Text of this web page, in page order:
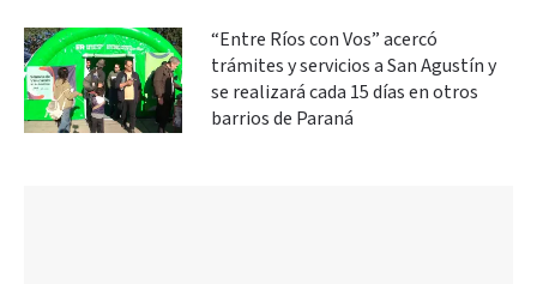
“Entre Ríos con Vos” acercó
trámites y servicios a San Agustín y
se realizará cada 15 días en otros
barrios de Paraná